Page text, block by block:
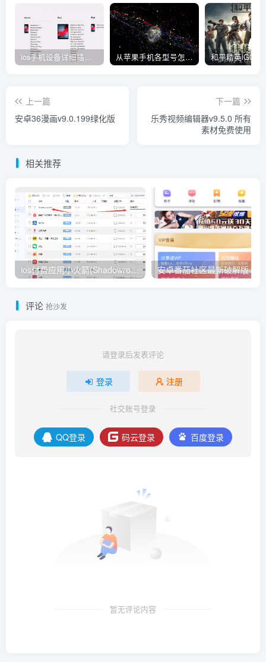
ios手机设备详细插件平刷教程 从苹果手机各型号怎么越狱到怎么开科技完整教程
上一篇
安卓36漫画v9.0.199绿化版
下一篇
乐秀视频编辑器v9.5.0 所有
素材免费使用
相关推荐
ios付费应用小火箭(Shadowrocket)无需美区苹果ID下载安装教程 安卓番茄社区最新破解版
评论 抢沙发
请登录后发表评论
登录 注册
社交账号登录
QQ登录 码云登录 百度登录
暂无评论内容